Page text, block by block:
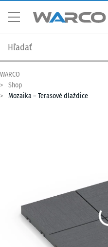
WARCO
Shop
Mozaika – Terasové dlaždice